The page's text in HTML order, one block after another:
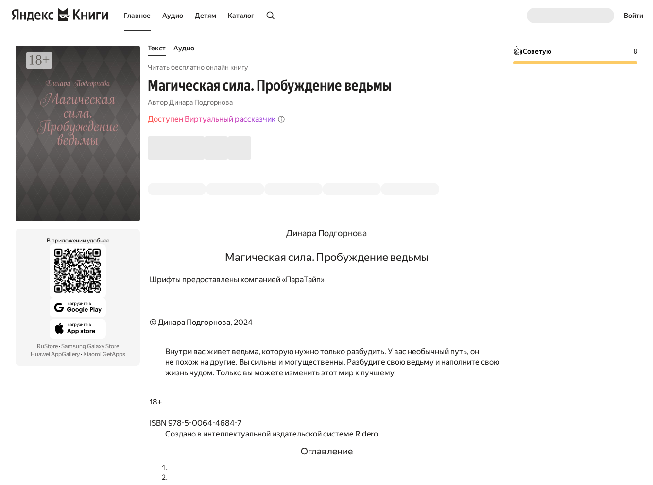
Главное Аудио Детям Каталог Войти
В приложении удобнее
RuStore· Samsung Galaxy Store
Huawei AppGallery· Xiaomi GetApps
Текст Аудио
Читать бесплатно онлайн книгу
Магическая сила. Пробуждение ведьмы
Автор Динара Подгорнова
Доступен Виртуальный рассказчик
Динара Подгорнова
Магическая сила. Пробуждение ведьмы
Шрифты предоставлены компанией «ПараТайп»
© Динара Подгорнова, 2024
Внутри вас живет ведьма, которую нужно только разбудить. У вас необычный путь, он
не похож на другие. Вы сильны и могущественны. Разбудите свою ведьму и наполните свою
жизнь чудом. Только вы можете изменить этот мир к лучшему.
18+
ISBN 978-5-0064-4684-7
Создано в интеллектуальной издательской системе Ridero
Оглавление
👍Советую 8